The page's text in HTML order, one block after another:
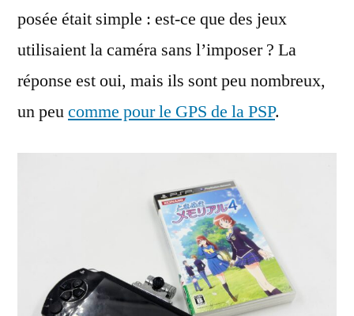
posée était simple : est-ce que des jeux
utilisaient la caméra sans l’imposer ? La
réponse est oui, mais ils sont peu nombreux,
un peucomme pour le GPS de la PSP.